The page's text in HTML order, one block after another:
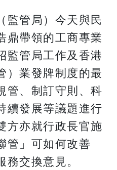
監管局）今天與民
鼎帶領的工商專業
監管局工作及香港
）業發牌制度的最
管、制訂守則、科
續發展等議題進行
方亦就行政長官施
管」可如何改善
務交換意見。